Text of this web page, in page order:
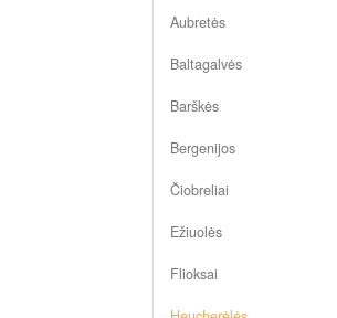
Aubretės
Baltagalvės
Barškės
Bergenijos
Čiobreliai
Ežiuolės
Flioksai